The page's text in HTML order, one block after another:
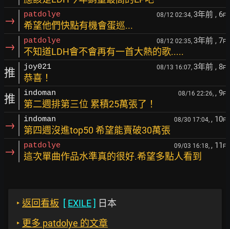
→ patdolye 08/12 02:34, 3年前 , 6F
希望他們快點有機會蛋巡...
→ patdolye 08/12 02:35, 3年前 , 7F
不知道LDH會不會再有一首大熱的歌.....
推 joy021 08/13 16:07, 3年前 , 8F
恭喜！
推 indoman 08/16 22:26, , 9F
第二週排第三位 累積25萬張了！
→ indoman 08/30 17:04, , 10F
第四週沒進top50 希望能賣破30萬張
→ patdolye 09/03 16:18, , 11 F
這次單曲作品水準真的很好.希望多點人看到
‣ 返回看板 [ EXILE] 日本
‣ 更多 patdolye 的文章